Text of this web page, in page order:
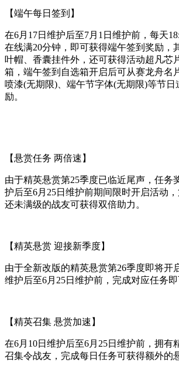
【端午每日签到】
在6月17日维护后至7月1日维护前，每天
在线满20分钟，即可获得端午签到奖励，
叶帽、香囊挂件外，还可获得活动超凡芯
箱，端午签到自选箱开启后可从赛龙舟名
喷漆(无期限)、端午节字体(无期限)等节日
励。
【悬赏任务 两倍速】
由于精英悬赏第25季度已临近尾声，任务
护后至6月25日维护前期间限时开启活动
还未满级的战友可获得双倍助力。
【精英悬赏 迎接新季度】
由于全新改版的精英悬赏第26季度即将开
维护后至6月25日维护前，完成对应任务即
【精英召集 悬赏加速】
在6月10日维护后至6月25日维护前，拥有
召集令战友，完成每日任务可获得额外的